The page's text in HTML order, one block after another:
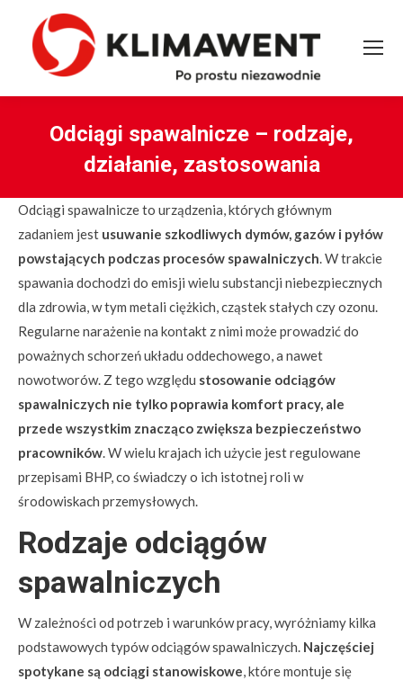
Odciągi spawalnicze – rodzaje,
działanie, zastosowania
Odciągi spawalnicze to urządzenia, których głównym
zadaniem jest usuwanie szkodliwych dymów, gazów i pyłów
powstających podczas procesów spawalniczych . W trakcie
spawania dochodzi do emisji wielu substancji niebezpiecznych
dla zdrowia, w tym metali ciężkich, cząstek stałych czy ozonu.
Regularne narażenie na kontakt z nimi może prowadzić do
poważnych schorzeń układu oddechowego, a nawet
nowotworów. Z tego względu stosowanie odciągów
spawalniczych nie tylko poprawia komfort pracy, ale
przede wszystkim znacząco zwiększa bezpieczeństwo
pracowników . W wielu krajach ich użycie jest regulowane
przepisami BHP, co świadczy o ich istotnej roli w
środowiskach przemysłowych.
Rodzaje odciągów
spawalniczych
W zależności od potrzeb i warunków pracy, wyróżniamy kilka
podstawowych typów odciągów spawalniczych. Najczęściej
spotykane są odciągi stanowiskowe , które montuje się